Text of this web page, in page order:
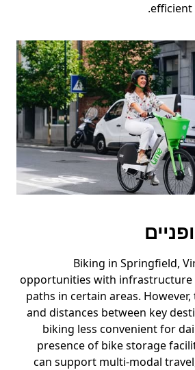
efficient
Biking in Springfield,
opportunities with infrastructure
paths in certain areas.
and distances between key
biking less convenient for
presence of bike storage
can support multi-modal